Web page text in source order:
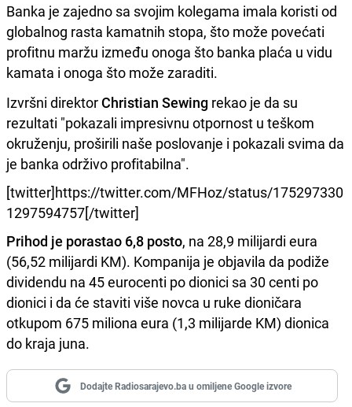
Banka je zajedno sa svojim kolegama imala koristi od
globalnog rasta kamatnih stopa, što može povećati
profitnu maržu između onoga što banka plaća u vidu
kamata i onoga što može zaraditi.
Izvršni direktorChristian Sewing rekao je da su
rezultati "pokazali impresivnu otpornost u teškom
okruženju, proširili naše poslovanje i pokazali svima da
je banka održivo profitabilna".
[twitter]https://twitter.com/MFHoz/status/175297330
1297594757[/twitter]
Prihod je porastao 6,8 posto, na 28,9 milijardi eura
(56,52 milijardi KM). Kompanija je objavila da podiže
dividendu na 45 eurocenti po dionici sa 30 centi po
dionici i da će staviti više novca u ruke dioničara
otkupom 675 miliona eura (1,3 milijarde KM) dionica
do kraja juna.
Dodajte Radiosarajevo.ba u omiljene Google izvore